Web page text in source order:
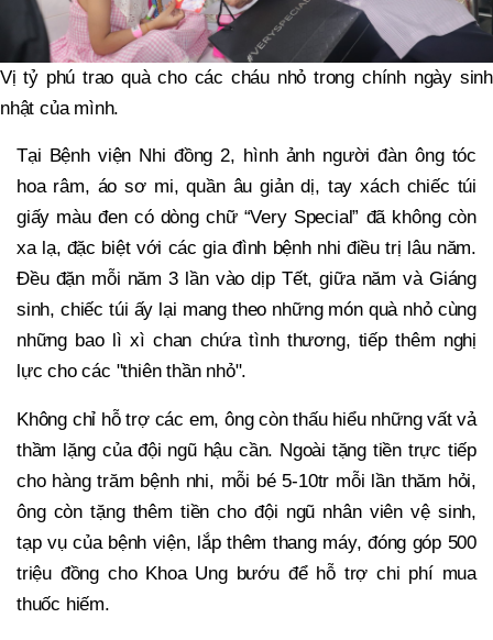
Vị tỷ phú trao quà cho các cháu nhỏ trong chính ngày sinh
nhật của mình.
Tại Bệnh viện Nhi đồng 2, hình ảnh người đàn ông tóc
hoa râm, áo sơ mi, quần âu giản dị, tay xách chiếc túi
giấy màu đen có dòng chữ “Very Special” đã không còn
xa lạ, đặc biệt với các gia đình bệnh nhi điều trị lâu năm.
Đều đặn mỗi năm 3 lần vào dịp Tết, giữa năm và Giáng
sinh, chiếc túi ấy lại mang theo những món quà nhỏ cùng
những bao lì xì chan chứa tình thương, tiếp thêm nghị
lực cho các "thiên thần nhỏ".
Không chỉ hỗ trợ các em, ông còn thấu hiểu những vất vả
thầm lặng của đội ngũ hậu cần. Ngoài tặng tiền trực tiếp
cho hàng trăm bệnh nhi, mỗi bé 5-10tr mỗi lần thăm hỏi,
ông còn tặng thêm tiền cho đội ngũ nhân viên vệ sinh,
tạp vụ của bệnh viện, lắp thêm thang máy, đóng góp 500
triệu đồng cho Khoa Ung bướu để hỗ trợ chi phí mua
thuốc hiếm.